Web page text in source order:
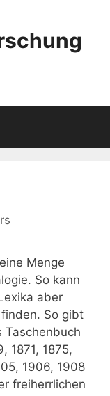
Menge
So kann
aber
So gibt
Taschenbuch
1871, 1875,
1906, 1908
freiherrlichen